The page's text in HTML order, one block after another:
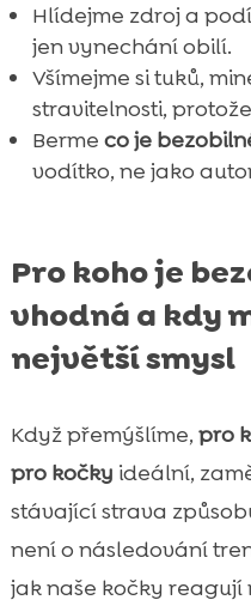
Hlídejme zdroj a
jen vynechání obilí.
Všímejme si tuků,
stravitelnosti,
Berme co je
vodítko, ne jako
Pro koho je
vhodná a kdy
největší smysl
Když přemýšlíme, pro
pro kočky ideální,
stávající strava
není o následování
jak naše kočky reagují